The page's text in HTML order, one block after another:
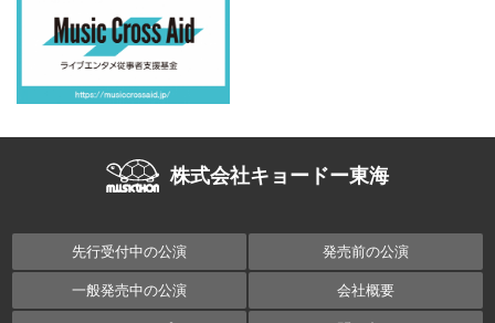
株式会社キョードー東海
先行受付中の公演 発売前の公演
一般発売中の公演 会社概要